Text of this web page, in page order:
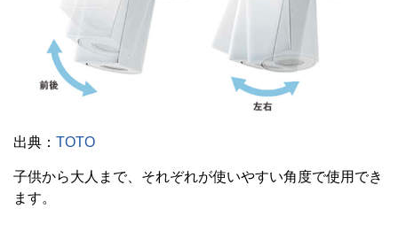
出典： TOTO
子供から大人まで、それぞれが使いやすい角度で使用でき
ます。